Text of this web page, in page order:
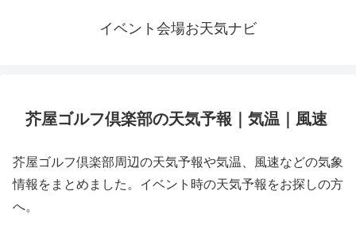
イベント会場お天気ナビ
芥屋ゴルフ倶楽部の天気予報｜気温｜風速
芥屋ゴルフ倶楽部周辺の天気予報や気温、風速などの気象
情報をまとめました。イベント時の天気予報をお探しの方
へ。